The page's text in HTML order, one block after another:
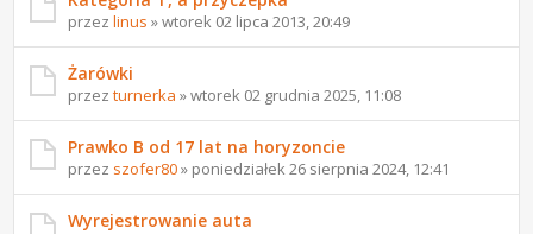
przezlinus » wtorek 02 lipca 2013, 20:49
Żarówki
przezturnerka » wtorek 02 grudnia 2025, 11:08
Prawko B od 17 lat na horyzoncie
przez szofer80» poniedziałek 26 sierpnia 2024, 12:41
Wyrejestrowanie auta